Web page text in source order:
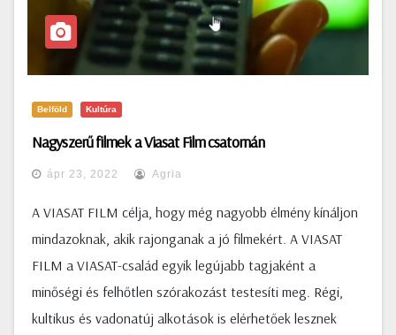
Belföld Kultúra
Nagyszerű filmek a Viasat Film csatornán
ápr 23, 2022 Agria
A VIASAT FILM célja, hogy még nagyobb élmény kínáljon
mindazoknak, akik rajonganak a jó filmekért. A VIASAT
FILM a VIASAT-család egyik legújabb tagjaként a
minőségi és felhőtlen szórakozást testesíti meg. Régi,
kultikus és vadonatúj alkotások is elérhetőek lesznek